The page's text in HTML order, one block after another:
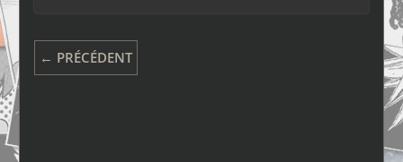
← PRÉCÉDENT